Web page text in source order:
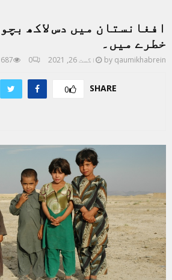
افغانستان میں دس لاکھ
خطرے میں۔
by qaumikhabrein اگست 26, 2021 0
687
SHARE
0